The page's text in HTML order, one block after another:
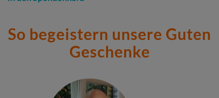
So begeistern unsere Guten
Geschenke